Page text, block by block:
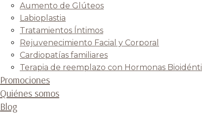
Aumento de Glúteos
Labioplastia
Tratamientos Íntimos
Rejuvenecimiento Facial y Corporal
Cardiopatías familiares
Terapia de reemplazo con Hormonas
Promociones
Quiénes somos
Blog